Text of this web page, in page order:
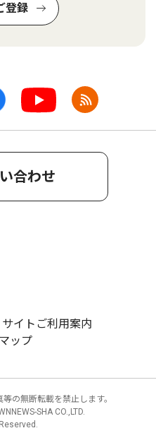
登録
合わせ
サイトご利用案内
ップ
の無断転載を禁止します。
SHA CO.,LTD.